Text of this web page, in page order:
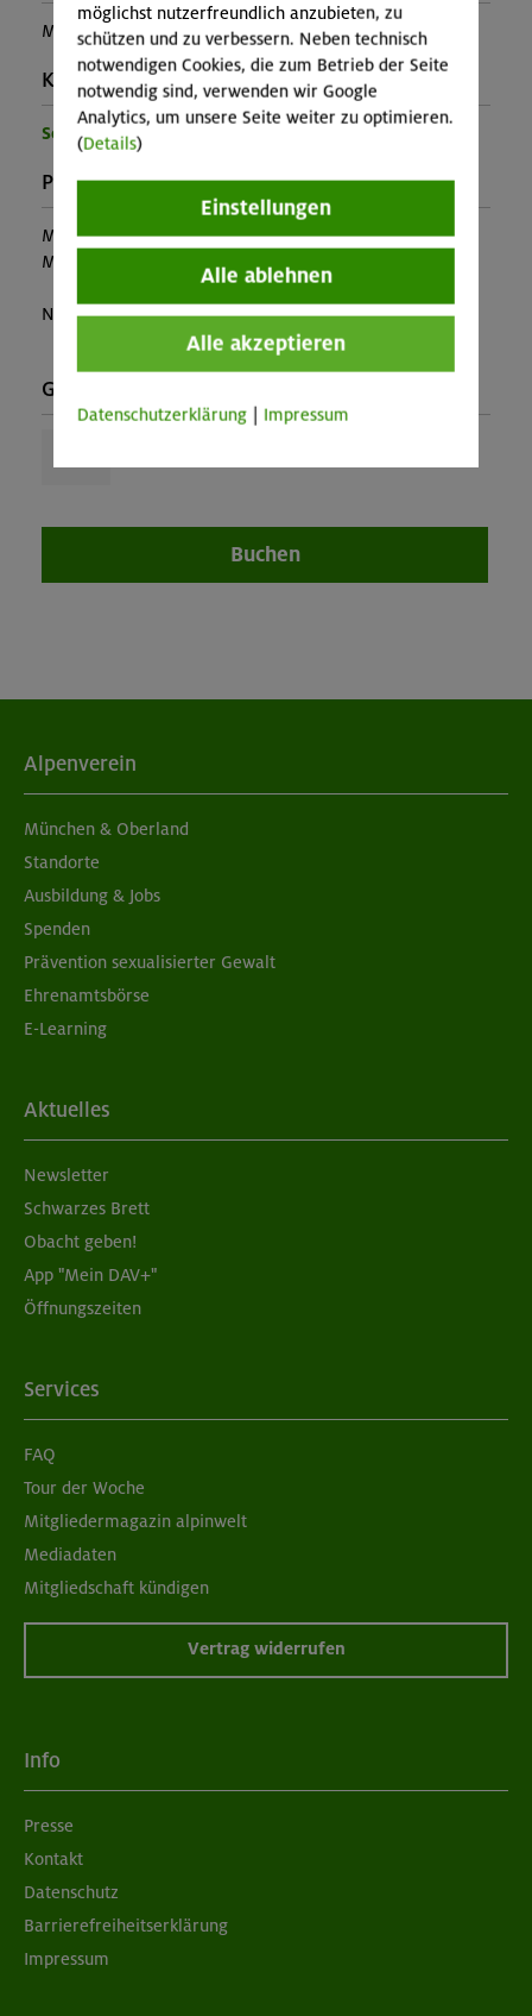
MUC-26-0661
Kontakt Veranstalter:
Sektion München
Preise:
Mitglieder:
45,00 €
Mitglieder anderer Sektion:
möglich
Nichtmitglieder:
keine Teilnahme
möglich
Gewünschte Teilnehmerzahl:
Buchen
Alpenverein
München & Oberland
Standorte
Ausbildung & Jobs
Spenden
Prävention sexualisierter Gewalt
Ehrenamtsbörse
E-Learning
Aktuelles
Newsletter
Schwarzes Brett
Obacht geben!
App "Mein DAV+"
Öffnungszeiten
Services
FAQ
Tour der Woche
Mitgliedermagazin alpinwelt
Mediadaten
Mitgliedschaft kündigen
Vertrag widerrufen
Info
Presse
Kontakt
Datenschutz
Barrierefreiheitserklärung
Impressum
möglichst nutzerfreundlich anzubieten, zu
schützen und zu verbessern. Neben technisch
notwendigen Cookies, die zum Betrieb der Seite
notwendig sind, verwenden wir Google
Analytics, um unsere Seite weiter zu optimieren.
(Details)
Einstellungen
Alle ablehnen
Alle akzeptieren
Datenschutzerklärung Impressum